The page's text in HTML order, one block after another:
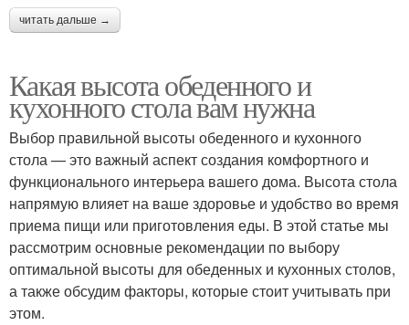
читать дальше →
Какая высота обеденного и
кухонного стола вам нужна
Выбор правильной высоты обеденного и кухонного
стола — это важный аспект создания комфортного и
функционального интерьера вашего дома. Высота стола
напрямую влияет на ваше здоровье и удобство во время
приема пищи или приготовления еды. В этой статье мы
рассмотрим основные рекомендации по выбору
оптимальной высоты для обеденных и кухонных столов,
а также обсудим факторы, которые стоит учитывать при
этом.